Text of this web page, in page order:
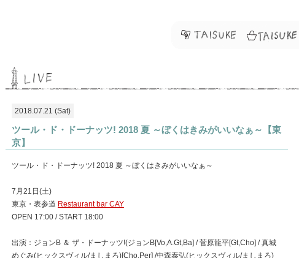
2018.07.21 (Sat)
​ツール・ド・ドーナッツ! 2018 夏 ～ぼくはきみがいいなぁ～【東
京】
ツール・ド・ドーナッツ! 2018 夏 ～ぼくはきみがいいなぁ～
7月21日(土)
東京・表参道 Restaurant bar CAY
OPEN 17:00 / START 18:00
出演：ジョンB ＆ ザ・ドーナッツ!(ジョンB[Vo,A.Gt,Ba] / 菅原龍平[Gt,Cho] / 真城
めぐみ(ヒックスヴィル/ましまろ)[Cho,Per] /中森泰弘(ヒックスヴィル/ましまろ)